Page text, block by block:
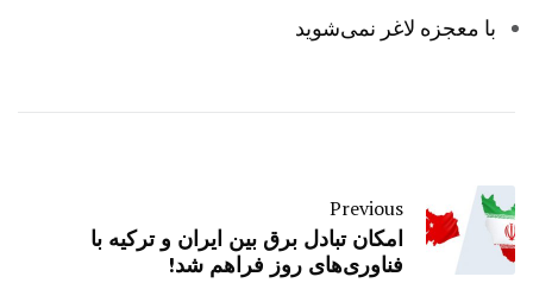
با معجزه لاغر نمی‌شوید
Previous
امکان تبادل برق بین ایران و ترکیه با
فناوری‌های روز فراهم شد!